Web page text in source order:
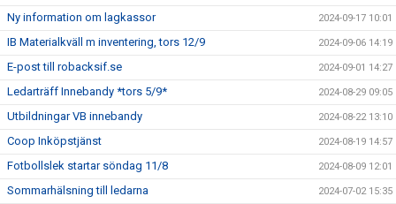
Ny information om lagkassor 2024-09-17 10:01
IB Materialkväll m inventering, tors 12/9 2024-09-06 14:19
E-post till robacksif.se 2024-09-01 14:27
Ledarträff Innebandy *tors 5/9* 2024-08-29 09:05
Utbildningar VB innebandy 2024-08-22 13:10
Coop Inköpstjänst 2024-08-19 14:57
Fotbollslek startar söndag 11/8 2024-08-09 12:01
Sommarhälsning till ledarna 2024-07-02 15:35